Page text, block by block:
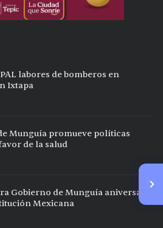
labores de bomberos en
Ixtapa
Munguía promueve políticas
de la salud
Gobierno de Munguía aniversario
Mexicana